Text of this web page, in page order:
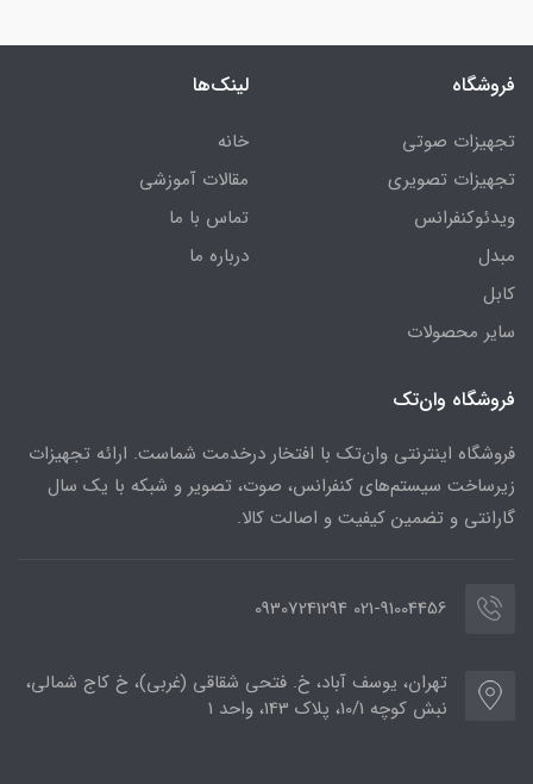
فروشگاه
تجهیزات صوتی
تجهیزات تصویری
ویدئوکنفرانس
مبدل
کابل
سایر محصولات
لینک‌ها
خانه
مقالات آموزشی
تماس با ما
درباره ما
فروشگاه وان‌تک
فروشگاه اینترنتی وان‌تک با افتخار درخدمت شماست. ارائه تجهیزات
زیرساخت سیستم‌های کنفرانس، صوت، تصویر و شبکه با یک سال
گارانتی و تضمین کیفیت و اصالت کالا.
021-91004456 09307241294
تهران، یوسف آباد، خ. فتحی شقاقی (غربی)، خ کاج شمالی،
نبش کوچه 10/1، پلاک 143، واحد 1